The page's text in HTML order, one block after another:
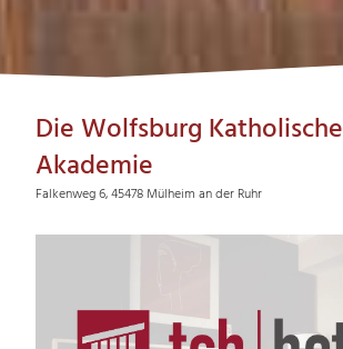
Die Wolfsburg Katholische
Akademie
Falkenweg 6, 45478 Mülheim an der Ruhr